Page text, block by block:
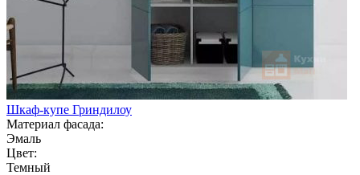
Шкаф-купе Гриндилоу
Материал фасада:
Эмаль
Цвет:
Темный